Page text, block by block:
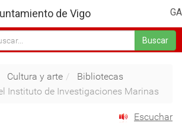
GA
de Vigo
Buscar
Cultura y arte
Bibliotecas
Instituto de Investigaciones Marinas
Escuchar